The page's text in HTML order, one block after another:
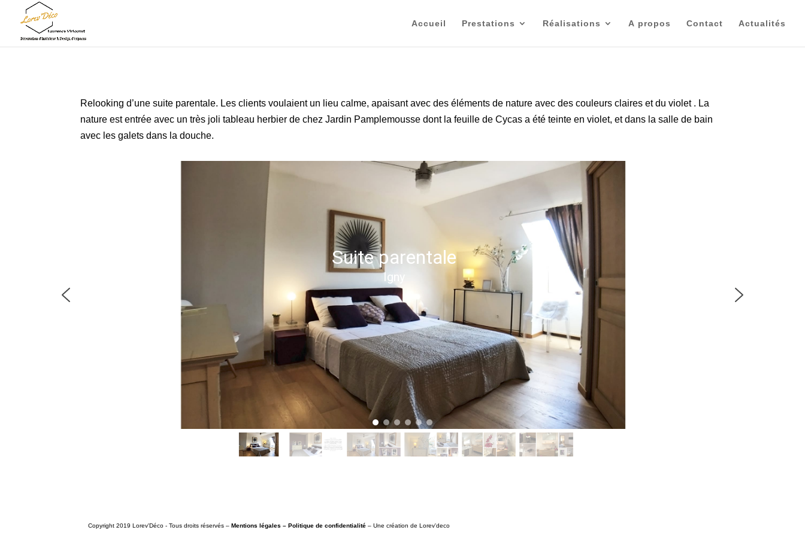
Accueil Prestations Réalisations A propos Contact Actualités
Relooking d’une suite parentale. Les clients voulaient un lieu calme, apaisant avec des éléments de nature avec des couleurs claires et du violet . La
nature est entrée avec un très joli tableau herbier de chez Jardin Pamplemousse dont la feuille de Cycas a été teinte en violet, et dans la salle de bain
avec les galets dans la douche.
Suite parentale
Igny
© Copyright 2019 Lorev'Déco - Tous droits réservés –Mentions légales –Politique de confidentialité– Une création de Lorev'deco